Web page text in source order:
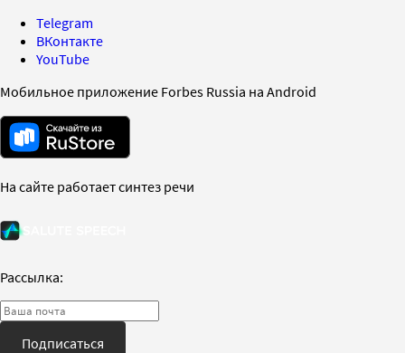
Telegram
ВКонтакте
YouTube
Мобильное приложение Forbes Russia на Android
На сайте работает синтез речи
Рассылка:
Подписаться